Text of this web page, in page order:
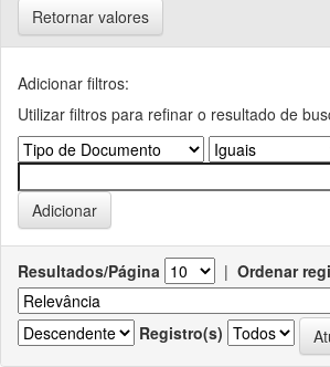
Retornar valores
Adicionar filtros:
Utilizar filtros para refinar o resultado de
Resultados/Página | Ordenar
Registro(s)